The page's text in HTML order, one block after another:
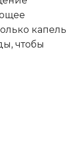
капель
чтобы